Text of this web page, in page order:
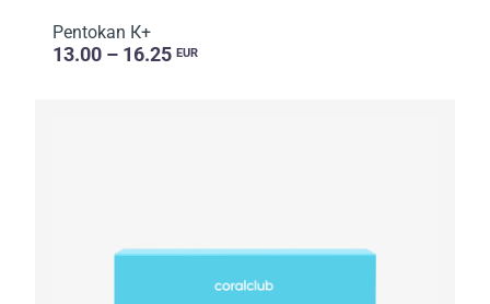
Pentokan К+
13.00 – 16.25 EUR